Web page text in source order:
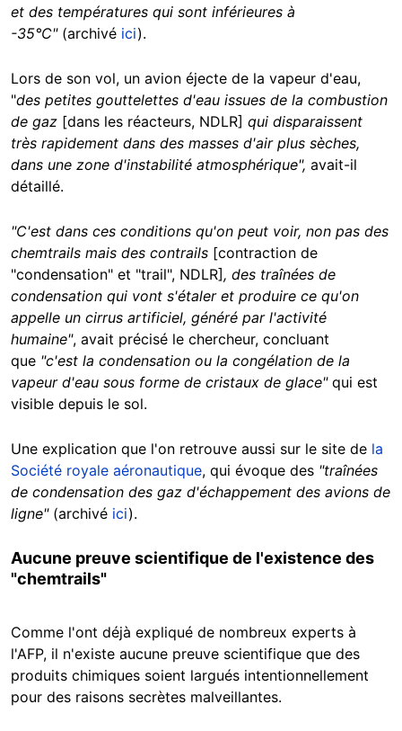
et des températures qui sont inférieures à
-35°C"(archivé ici).
Lors de son vol, un avion éjecte de la vapeur d'eau,
"des petites gouttelettes d'eau issues de la combustion
de gaz [dans les réacteurs, NDLR] qui disparaissent
très rapidement dans des masses d'air plus sèches,
dans une zone d'instabilité atmosphérique", avait-il
détaillé.
"C'est dans ces conditions qu'on peut voir, non pas des
chemtrails mais des contrails [contraction de
"condensation" et "trail", NDLR], des traînées de
condensation qui vont s'étaler et produire ce qu'on
appelle un cirrus artificiel, généré par l'activité
humaine", avait précisé le chercheur, concluant
que "c'est la condensation ou la congélation de la
vapeur d'eau sous forme de cristaux de glace" qui est
visible depuis le sol.
Une explication que l'on retrouve aussi sur le site de la
Société royale aéronautique, qui évoque des "traînées
de condensation des gaz d'échappement des avions de
ligne" (archivé ici).
Aucune preuve scientifique de l'existence des
"chemtrails"
Comme l'ont déjà expliqué de nombreux experts à
l'AFP, il n'existe aucune preuve scientifique que des
produits chimiques soient largués intentionnellement
pour des raisons secrètes malveillantes.